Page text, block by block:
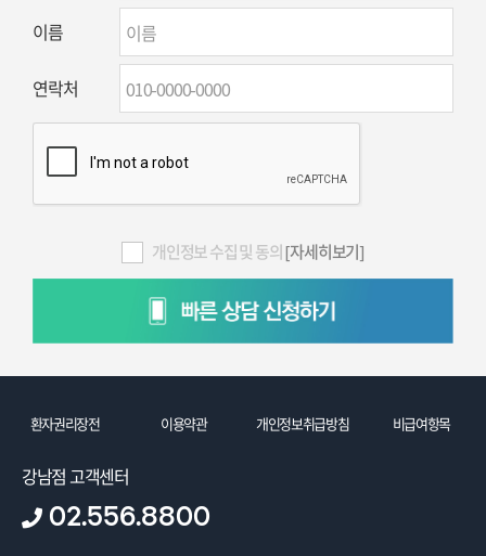
이름
연락처
개인정보 수집 및 동의[자세히보기]
환자권리장전 이용약관 개인정보취급방침 비급여항목
강남점 고객센터
02.556.8800